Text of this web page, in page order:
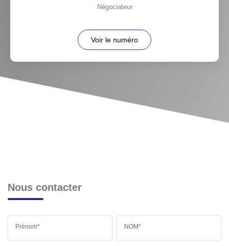
Négociateur
Voir le numéro
Nous contacter
Prénom* NOM*